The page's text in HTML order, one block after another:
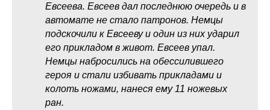
Евсеева. Евсеев дал последнюю очередь и в
автомате не стало патронов. Немцы
подскочили к Евсееву и один из них ударил
его прикладом в живот. Евсеев упал.
Немцы набросились на обессилившего
героя и стали избивать прикладами и
колоть ножами, нанеся ему 11 ножевых
ран.